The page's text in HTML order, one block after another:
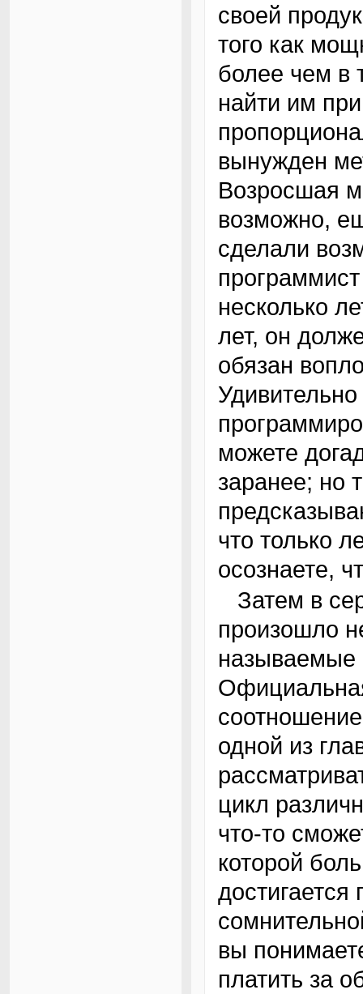
своей
того как
более чем в
найти им
вынужден
Возросшая
возможно,
сделали
несколько
лет, он
обязан
можете
заранее; но
что только
осознаете,
Затем в середине шестидесятых годов
произошло
называемые
одной из
цикл
что-то
которой
достигается
вы
платить за